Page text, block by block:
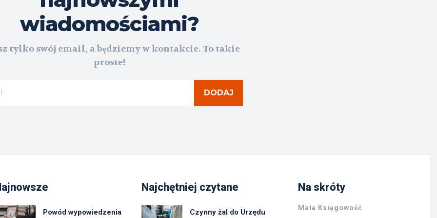
wiadomościami?
tylko swój email, a będziemy w kontakcie. To takie
proste!
DODAJ
Powód wypowiedzenia
Najchętniej czytane
Czynny żal do Urzędu
Na skróty
Mała Księgowość